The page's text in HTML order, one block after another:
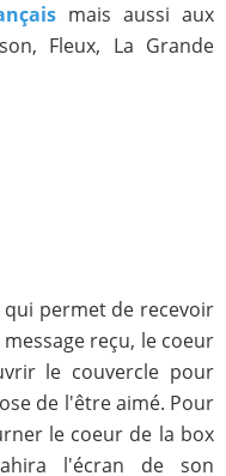
mais aussi aux
Fleux, La Grande
permet de recevoir
reçu, le coeur
le couvercle pour
de l'être aimé. Pour
le coeur de la box
l'écran de son